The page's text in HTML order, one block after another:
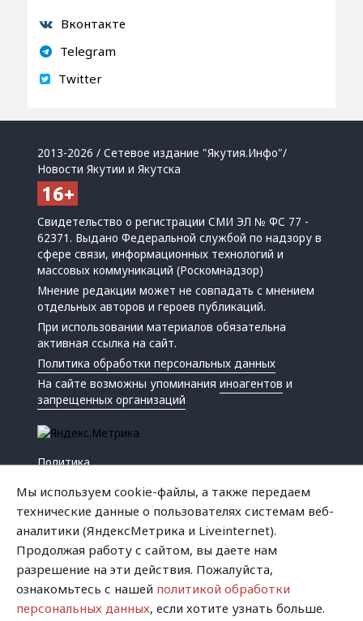
Вконтакте
Telegram
Twitter
2013-2026 / Сетевое издание "Якутия.Инфо"/
Новости Якутии и Якутска
Свидетельство о регистрации СМИ ЭЛ № ФС 77 -
62371. Выдано Федеральной службой по надзору в
сфере связи, информационных технологий и
массовых коммуникаций (Роскомнадзор)
Мнение редакции может не совпадать с мнением
отдельных авторов и героев публикаций.
При использовании материалов обязательна
активная ссылка на сайт.
Политика обработки персональных данных
На сайте возможны упоминанияиноагентов и
запрещенных организаций
Политика
Криминал
Успех
Мы используем cookie-файлы, а также передаем
технические данные о пользователях системам веб-
аналитики (ЯндексМетрика и Liveinternet).
Продолжая работу с сайтом, вы даете нам
разрешение на эти действия. Пожалуйста,
ознакомьтесь с нашей политикой обработки
персональных данных, если хотите узнать больше.